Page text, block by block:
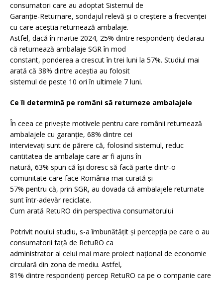
consumatori care au adoptat Sistemul de
Garanție-Returnare, sondajul relevă și o creștere a frecvenței
cu care aceștia returnează ambalaje.
Astfel, dacă în martie 2024, 25% dintre respondenți declarau
că returnează ambalaje SGR în mod
constant, ponderea a crescut în trei luni la 57%. Studiul mai
arată că 38% dintre aceștia au folosit
sistemul de peste 10 ori în ultimele 7 luni.
Ce îi determină pe români să returneze ambalajele
În ceea ce privește motivele pentru care românii returnează
ambalajele cu garanție, 68% dintre cei
intervievați sunt de părere că, folosind sistemul, reduc
cantitatea de ambalaje care ar fi ajuns în
natură, 63% spun că își doresc să facă parte dintr-o
comunitate care face România mai curată și
57% pentru că, prin SGR, au dovada că ambalajele returnate
sunt într-adevăr reciclate.
Cum arată RetuRO din perspectiva consumatorului
Potrivit noului studiu, s-a îmbunătățit și percepția pe care o au
consumatorii față de RetuRO ca
administrator al celui mai mare proiect național de economie
circulară din zona de mediu. Astfel,
81% dintre respondenți percep RetuRO ca pe o companie care